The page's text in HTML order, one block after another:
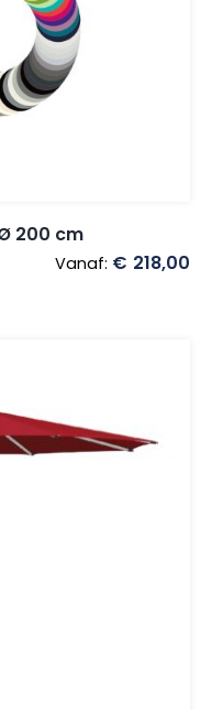
200 cm
Vanaf: € 218,00